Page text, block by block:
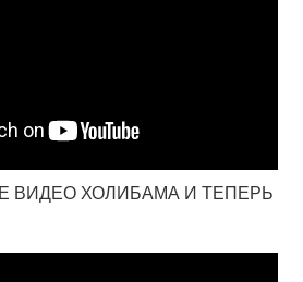
ВИДЕО ХОЛИБАМА И ТЕПЕРЬ